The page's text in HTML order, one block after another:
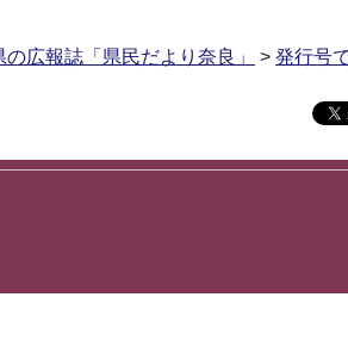
の広報誌「県民だより奈良」 > 発行号